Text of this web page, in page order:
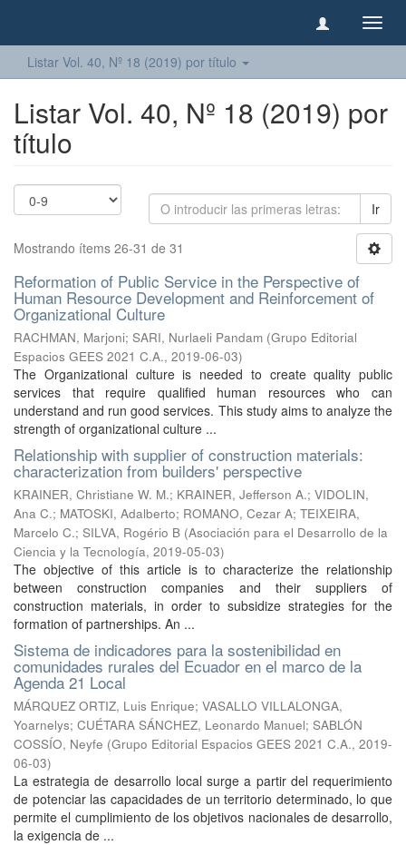
Listar Vol. 40, Nº 18 (2019) por título
Listar Vol. 40, Nº 18 (2019) por
título
Ir
Mostrando ítems 26-31 de 31
Reformation of Public Service in the Perspective of
Human Resource Development and Reinforcement of
Organizational Culture
RACHMAN, Marjoni; SARI, Nurlaeli Pandam (Grupo Editorial
Espacios GEES 2021 C.A., 2019-06-03)
The Organizational culture is needed to create quality public
services that require qualified human resources who can
understand and run good services. This study aims to analyze the
strength of organizational culture ...
Relationship with supplier of construction materials:
characterization from builders' perspective
KRAINER, Christiane W. M.; KRAINER, Jefferson A.; VIDOLIN,
Ana C.; MATOSKI, Adalberto; ROMANO, Cezar A; TEIXEIRA,
Marcelo C.; SILVA, Rogério B (Asociación para el Desarrollo de la
Ciencia y la Tecnología, 2019-05-03)
The objective of this article is to characterize the relationship
between construction companies and their suppliers of
construction materials, in order to subsidize strategies for the
formation of partnerships. An ...
Sistema de indicadores para la sostenibilidad en
comunidades rurales del Ecuador en el marco de la
Agenda 21 Local
MÁRQUEZ ORTIZ, Luis Enrique; VASALLO VILLALONGA,
Yoarnelys; CUÉTARA SÁNCHEZ, Leonardo Manuel; SABLÓN
COSSÍO, Neyfe (Grupo Editorial Espacios GEES 2021 C.A., 2019-
06-03)
La estrategia de desarrollo local surge a partir del requerimiento
de potenciar las capacidades de un territorio determinado, lo que
permite el cumplimiento de los objetivos nacionales de desarrollo,
la exigencia de ...